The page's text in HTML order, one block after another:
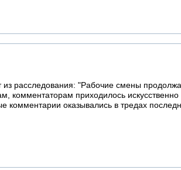
расследования: "Рабочие смены
комментаторам приходилось искусственно
комментарии оказывались в тредах